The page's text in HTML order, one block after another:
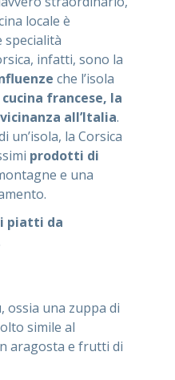
locale è
infatti, sono la
che l’isola
francese, la
all’Italia.
la Corsica
prodotti di
e una
piatti da
, ossia una zuppa di
simile al
aragosta e frutti di